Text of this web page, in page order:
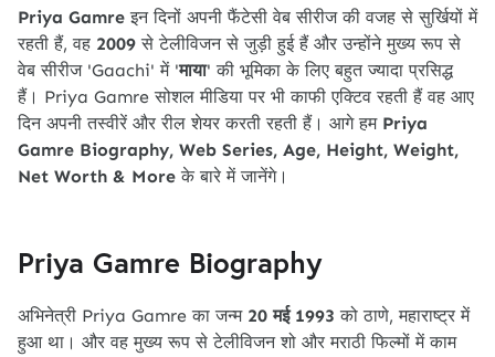
Priya Gamre इन दिनों अपनी फैंटेसी वेब सीरीज की वजह से सुर्खियों में
रहती हैं, वह 2009 से टेलीविजन से जुड़ी हुई हैं और उन्होंने मुख्य रूप से
वेब सीरीज 'Gaachi' में 'माया' की भूमिका के लिए बहुत ज्यादा प्रसिद्ध
हैं। Priya Gamre सोशल मीडिया पर भी काफी एक्टिव रहती हैं वह आए
दिन अपनी तस्वीरें और रील शेयर करती रहती हैं। आगे हम Priya
Gamre Biography, Web Series, Age, Height, Weight,
Net Worth & More के बारे में जानेंगे।
Priya Gamre Biography
अभिनेत्री Priya Gamre का जन्म 20 मई 1993 को ठाणे, महाराष्ट्र में
हुआ था। और वह मुख्य रूप से टेलीविजन शो और मराठी फिल्मों में काम